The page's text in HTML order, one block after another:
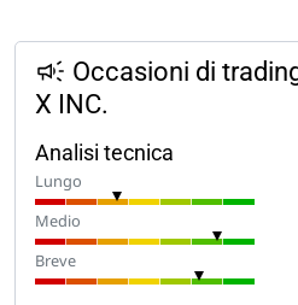
Occasioni di
X INC.
Analisi tecnica
Lungo
Medio
Breve